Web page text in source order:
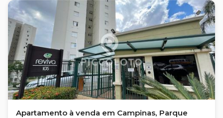
Apartamento à venda em Campinas, Parque